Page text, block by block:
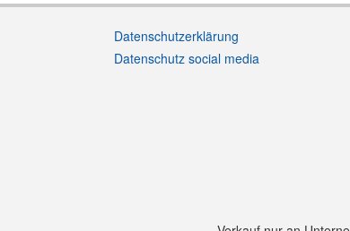
Datenschutzerklärung
Datenschutz social media